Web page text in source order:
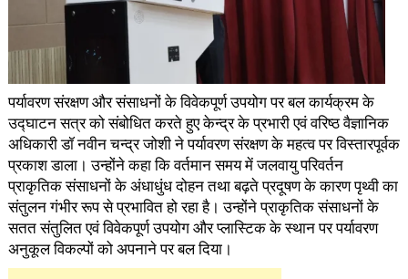
पर्यावरण संरक्षण और संसाधनों के विवेकपूर्ण उपयोग पर बल कार्यक्रम के
उद्घाटन सत्र को संबोधित करते हुए केन्द्र के प्रभारी एवं वरिष्ठ वैज्ञानिक
अधिकारी डॉ नवीन चन्द्र जोशी ने पर्यावरण संरक्षण के महत्व पर विस्तारपूर्वक
प्रकाश डाला। उन्होंने कहा कि वर्तमान समय में जलवायु परिवर्तन
प्राकृतिक संसाधनों के अंधाधुंध दोहन तथा बढ़ते प्रदूषण के कारण पृथ्वी का
संतुलन गंभीर रूप से प्रभावित हो रहा है। उन्होंने प्राकृतिक संसाधनों के
सतत संतुलित एवं विवेकपूर्ण उपयोग और प्लास्टिक के स्थान पर पर्यावरण
अनुकूल विकल्पों को अपनाने पर बल दिया।